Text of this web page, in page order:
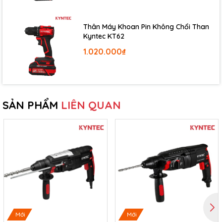
Thân Máy Khoan Pin Không Chổi Than
Kyntec KT62
1.020.000₫
SẢN PHẨM LIÊN QUAN
Mới Mới